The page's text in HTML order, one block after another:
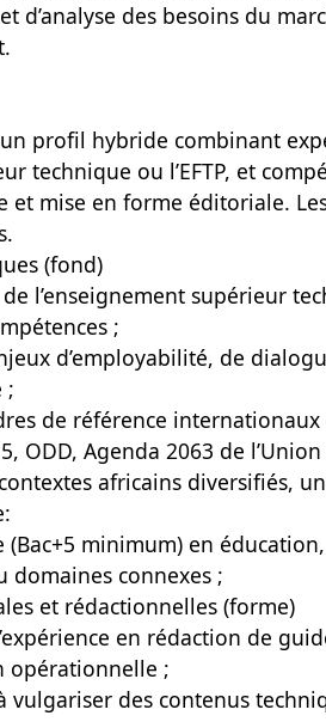
d’analyse des besoins du
profil hybride combinant
technique ou l’EFTP, et
et mise en forme éditoriale.
(fond)
l’enseignement supérieur
;
d’employabilité, de
;
de référence
ODD, Agenda 2063 de
africains diversifiés,
(Bac+5 minimum) en
connexes ;
et rédactionnelles (forme)
en rédaction de
opérationnelle ;
vulgariser des contenus